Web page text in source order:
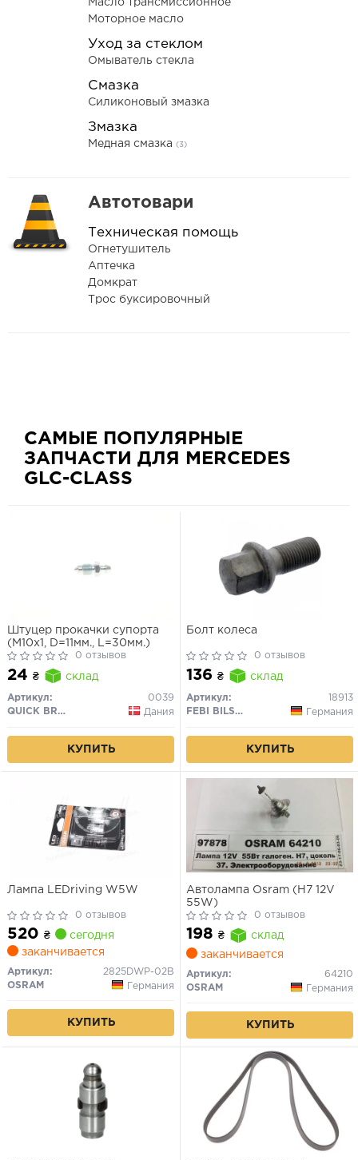
Масло трансмиссионное
Моторное масло
Уход за стеклом
Омыватель стекла
Смазка
Силиконовый змазка
Змазка
Медная смазка (3)
Автотовари
Техническая помощь
Огнетушитель
Аптечка
Домкрат
Трос буксировочный
САМЫЕ ПОПУЛЯРНЫЕ
ЗАПЧАСТИ ДЛЯ MERCEDES
GLC-CLASS
Штуцер прокачки супорта
(M10x1, D=11мм., L=30мм.)
0 отзывов
24 ₴ склад
Артикул:
0039
QUICK BRAKE
Дания
КУПИТЬ
Болт колеса
0 отзывов
136 ₴ склад
Артикул:
18913
FEBI BILSTEIN
Германия
КУПИТЬ
Лампа LEDriving W5W
0 отзывов
520 ₴
сегодня
заканчивается
Артикул:
2825DWP-02B
OSRAM
Германия
КУПИТЬ
Автолампа Osram (H7 12V
55W)
0 отзывов
198 ₴
склад
заканчивается
Артикул:
64210
OSRAM
Германия
КУПИТЬ